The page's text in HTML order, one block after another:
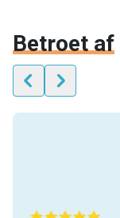
Betroet af